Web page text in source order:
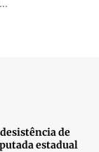
de
estadual